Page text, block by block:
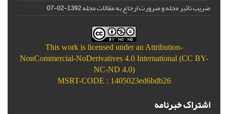
ضریب تاثیر مجله و ضرورت ارجاع به مقالات مجله1392-02-07
This work is licensed under an Attribution-
NonCommercial-NoDerivatives 4.0 International (CC BY-
NC-ND 4.0)
MSRT-CODE : 1405023ed6bdb26
اشتراک خبرنامه